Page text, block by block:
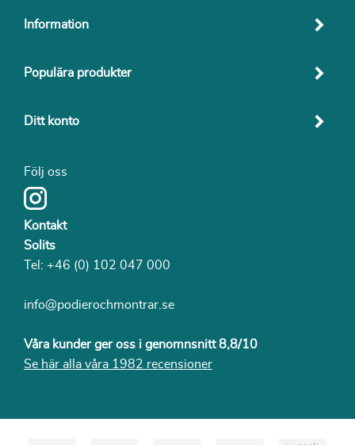
Information
Populära produkter
Ditt konto
Följ oss
Kontakt
Solits
Tel: +46 (0) 102 047 000
info@podierochmontrar.se
Våra kunder ger oss i genomnsnitt 8,8/10
Se här alla våra 1982 recensioner